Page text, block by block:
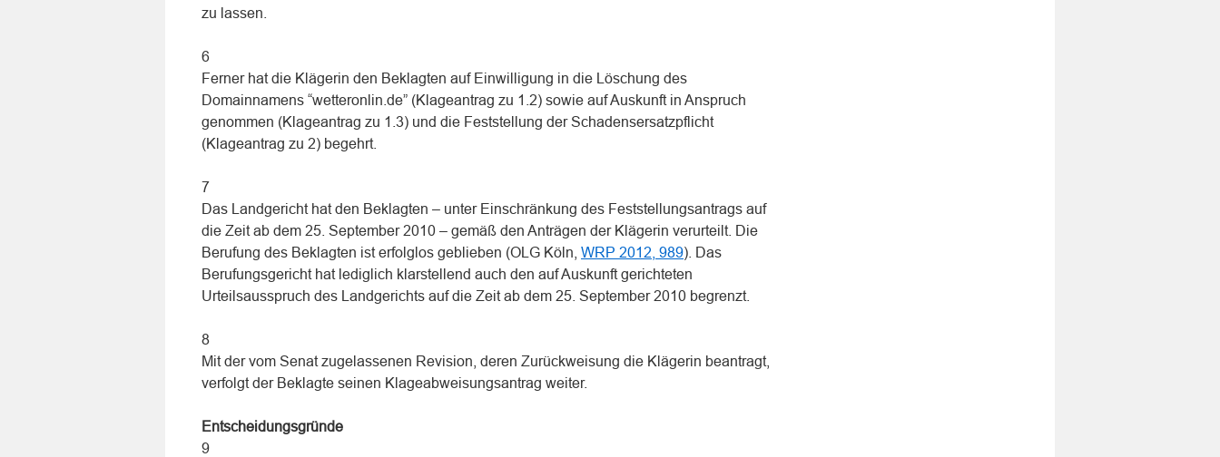
zu lassen.
6
Ferner hat die Klägerin den Beklagten auf Einwilligung in die Löschung des
Domainnamens “wetteronlin.de” (Klageantrag zu 1.2) sowie auf Auskunft in Anspruch
genommen (Klageantrag zu 1.3) und die Feststellung der Schadensersatzpflicht
(Klageantrag zu 2) begehrt.
7
Das Landgericht hat den Beklagten – unter Einschränkung des Feststellungsantrags auf
die Zeit ab dem 25. September 2010 – gemäß den Anträgen der Klägerin verurteilt. Die
Berufung des Beklagten ist erfolglos geblieben (OLG Köln, WRP 2012, 989). Das
Berufungsgericht hat lediglich klarstellend auch den auf Auskunft gerichteten
Urteilsausspruch des Landgerichts auf die Zeit ab dem 25. September 2010 begrenzt.
8
Mit der vom Senat zugelassenen Revision, deren Zurückweisung die Klägerin beantragt,
verfolgt der Beklagte seinen Klageabweisungsantrag weiter.
Entscheidungsgründe
9